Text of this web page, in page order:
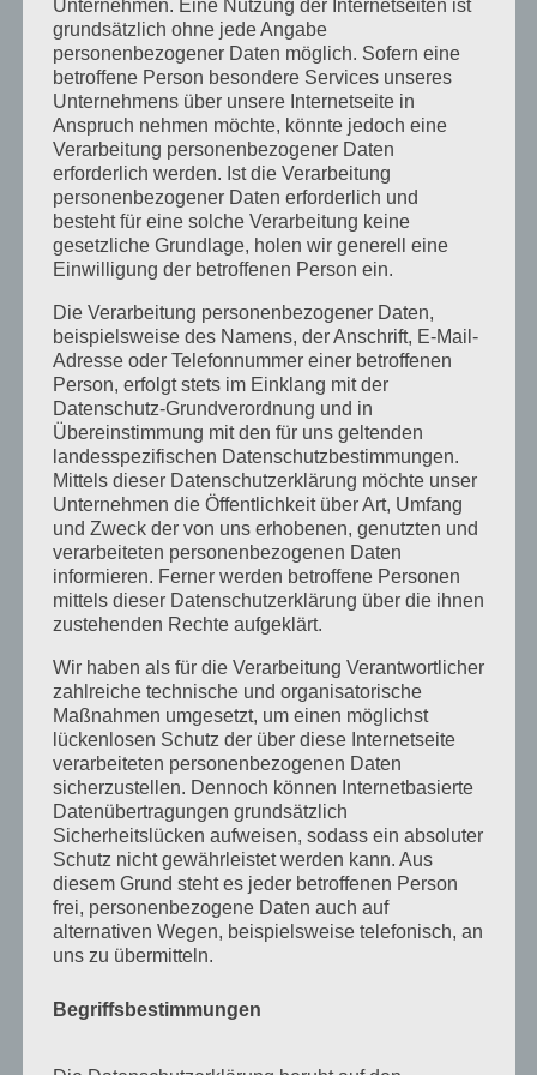
Mai 2020
April 2020
März 2020
August 2019
Juni 2019
April 2019
November 2018
Oktober 2018
August 2018
Juli 2018
Mai 2018
April 2018
August 2017
Juli 2017
Juni 2017
August 2016
Juli 2016
November 2015
September 2015
August 2015
Juli 2015
Mai 2015
April 2015
August 2014
Juni 2014
Unternehmen. Eine Nutzung der Internetseiten ist
grundsätzlich ohne jede Angabe
personenbezogener Daten möglich. Sofern eine
betroffene Person besondere Services unseres
Unternehmens über unsere Internetseite in
Anspruch nehmen möchte, könnte jedoch eine
Verarbeitung personenbezogener Daten
erforderlich werden. Ist die Verarbeitung
personenbezogener Daten erforderlich und
besteht für eine solche Verarbeitung keine
gesetzliche Grundlage, holen wir generell eine
Einwilligung der betroffenen Person ein.
Die Verarbeitung personenbezogener Daten,
beispielsweise des Namens, der Anschrift, E-Mail-
Adresse oder Telefonnummer einer betroffenen
Person, erfolgt stets im Einklang mit der
Datenschutz-Grundverordnung und in
Übereinstimmung mit den für uns geltenden
landesspezifischen Datenschutzbestimmungen.
Mittels dieser Datenschutzerklärung möchte unser
Unternehmen die Öffentlichkeit über Art, Umfang
und Zweck der von uns erhobenen, genutzten und
verarbeiteten personenbezogenen Daten
informieren. Ferner werden betroffene Personen
mittels dieser Datenschutzerklärung über die ihnen
zustehenden Rechte aufgeklärt.
Wir haben als für die Verarbeitung Verantwortlicher
zahlreiche technische und organisatorische
Maßnahmen umgesetzt, um einen möglichst
lückenlosen Schutz der über diese Internetseite
verarbeiteten personenbezogenen Daten
sicherzustellen. Dennoch können Internetbasierte
Datenübertragungen grundsätzlich
Sicherheitslücken aufweisen, sodass ein absoluter
Schutz nicht gewährleistet werden kann. Aus
diesem Grund steht es jeder betroffenen Person
frei, personenbezogene Daten auch auf
alternativen Wegen, beispielsweise telefonisch, an
uns zu übermitteln.
Begriffsbestimmungen